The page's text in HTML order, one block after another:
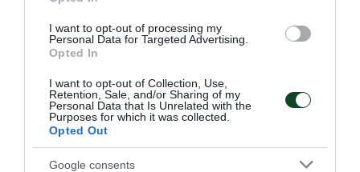
I want to opt-out of processing my
Personal Data for Targeted Advertising.
Opted In
I want to opt-out of Collection, Use,
Retention, Sale, and/or Sharing of my
Personal Data that Is Unrelated with the
Purposes for which it was collected.
Opted Out
Google consents
«Πράσινη» συνεισφορά στη
Σχεδία
Το τμήμα ποδοσφαίρου ακρωτηριασμένων του
Παναθηναϊκού και φίλοι-ες του τμήματος έδειξαν για